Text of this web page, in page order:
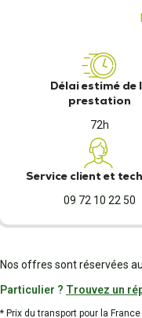
Délai estimé de
prestation
72h
Service client et
09 72 10 22 50
Nos offres sont réservées
Particulier ? Trouvez un
* Prix du transport pour la